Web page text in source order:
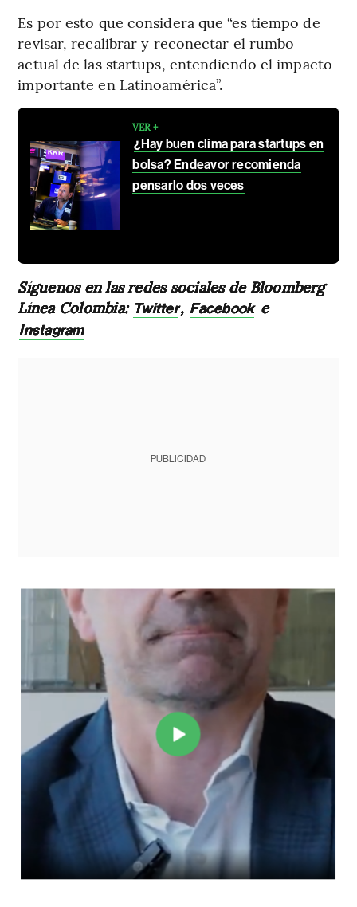
Es por esto que considera que “es tiempo de
revisar, recalibrar y reconectar el rumbo
actual de las startups, entendiendo el impacto
importante en Latinoamérica”.
VER +
¿Hay buen clima para startups en
bolsa? Endeavor recomienda
pensarlo dos veces
Síguenos en las redes sociales de Bloomberg
Línea Colombia: Twitter, Facebook e
Instagram
PUBLICIDAD